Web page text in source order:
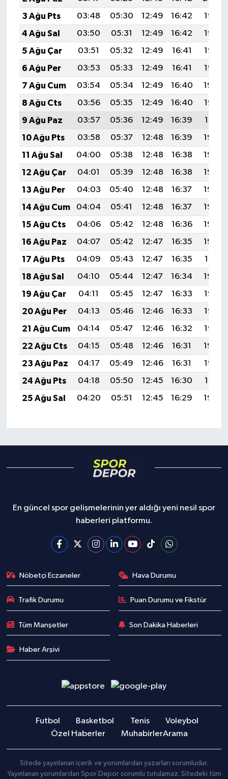
3 Ağu Pts
03:48 05:30 12:49 16:42
19:58
4 Ağu Sal
03:50 05:31 12:49 16:42
19:57
5 Ağu Çar
03:51 05:32 12:49 16:41
19:56
6 Ağu Per
03:53 05:33 12:49 16:41
19:55
7 Ağu Cum
03:54 05:34 12:49 16:40
19:54
8 Ağu Cts
03:56 05:35 12:49 16:40
19:53
9 Ağu Paz
03:57 05:36 12:49 16:39
19:51
10 Ağu Pts
03:58 05:37 12:48 16:39
19:50
11 Ağu Sal
04:00 05:38 12:48 16:38
19:49
12 Ağu Çar
04:01 05:39 12:48 16:38
19:48
13 Ağu Per
04:03 05:40 12:48 16:37
19:46
14 Ağu Cum
04:04 05:41 12:48 16:37
19:45
15 Ağu Cts
04:06 05:42 12:48 16:36
19:44
16 Ağu Paz
04:07 05:42 12:47 16:35
19:42
17 Ağu Pts
04:09 05:43 12:47 16:35
19:41
18 Ağu Sal
04:10 05:44 12:47 16:34
19:39
19 Ağu Çar
04:11 05:45 12:47 16:33
19:38
20 Ağu Per
04:13 05:46 12:46 16:33
19:37
21 Ağu Cum
04:14 05:47 12:46 16:32
19:35
22 Ağu Cts
04:15 05:48 12:46 16:31
19:34
23 Ağu Paz
04:17 05:49 12:46 16:31
19:32
24 Ağu Pts
04:18 05:50 12:45 16:30
19:31
25 Ağu Sal
04:20 05:51 12:45 16:29 19:29
En güncel spor gelişmelerinin yer aldığı yeni nesil spor
haberleri platformu.
Nöbetçi Eczaneler Hava Durumu
Trafik Durumu Puan Durumu ve Fikstür
Tüm Manşetler Son Dakika Haberleri
Haber Arşivi
Futbol Basketbol Tenis
Voleybol
Özel Haberler
MuhabirlerArama
Sitede yayınlanan içerik ve yorumlardan yazarları sorumludur.
Yayınlanan yorumlardan Spor Depor sorumlu tutulamaz. Sitedeki tüm
Futbolcular